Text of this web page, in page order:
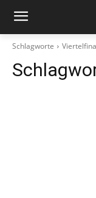
Schlagworte